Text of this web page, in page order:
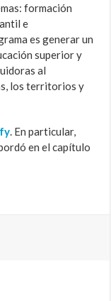
formación
e
es generar un
superior y
al
los territorios y
. En particular,
en el capítulo